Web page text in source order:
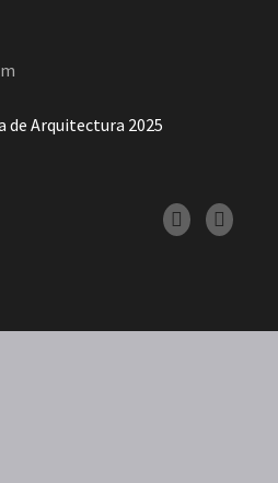
de Arquitectura 2025